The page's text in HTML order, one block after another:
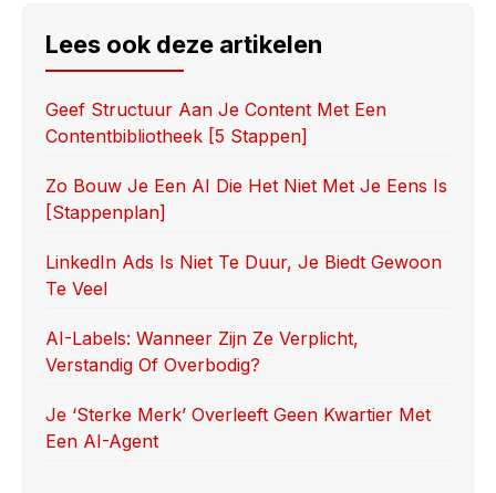
e
b
o
o
k
o
d
o
n
e
Lees ook deze artikelen
Geef Structuur Aan Je Content Met Een
Contentbibliotheek [5 Stappen]
Zo Bouw Je Een AI Die Het Niet Met Je Eens Is
[stappenplan]
LinkedIn Ads Is Niet Te Duur, Je Biedt Gewoon
Te Veel
AI-Labels: Wanneer Zijn Ze Verplicht,
Verstandig Of Overbodig?
Je ‘sterke Merk’ Overleeft Geen Kwartier Met
Een AI-Agent